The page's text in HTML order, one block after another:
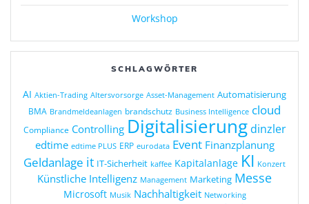
Workshop
SCHLAGWÖRTER
AI Aktien-Trading Altersvorsorge Asset-Management Automatisierung
BMA Brandmeldeanlagen brandschutz Business Intelligence cloud
Compliance Controlling Digitalisierung dinzler
edtime edtime PLUS ERP eurodata Event Finanzplanung
Geldanlage it IT-Sicherheit kaffee Kapitalanlage KI Konzert
Künstliche Intelligenz Management Marketing Messe
Microsoft Musik Nachhaltigkeit Networking